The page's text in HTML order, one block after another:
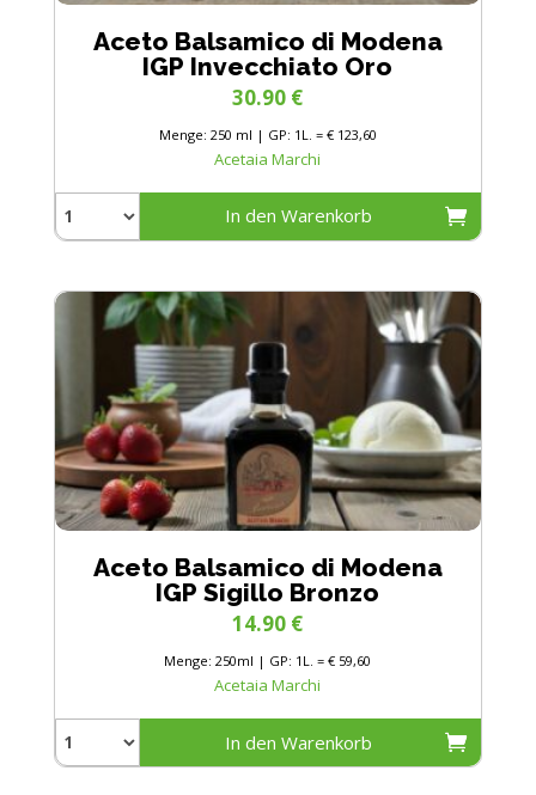
Aceto Balsamico di Modena
IGP Invecchiato Oro
Acetaia Marchi
Menge: 250 ml | GP: 1L. = € 123,60
30.90 €
In den Warenkorb
Aceto Balsamico di Modena
IGP Sigillo Bronzo
Acetaia Marchi
Menge: 250ml | GP: 1L. = € 59,60
14.90 €
In den Warenkorb